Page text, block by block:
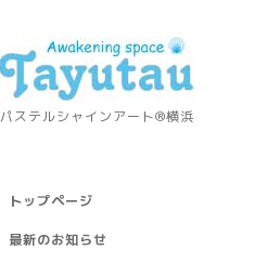
パステルシャインアート®横浜
トップページ
最新のお知らせ